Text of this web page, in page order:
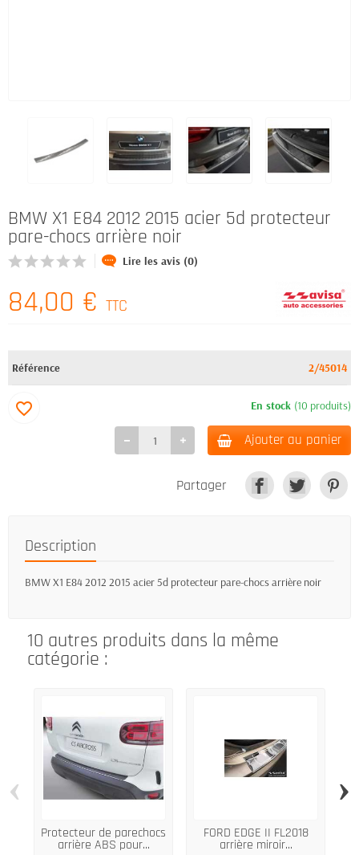
BMW X1 E84 2012 2015 acier 5d protecteur
pare-chocs arrière noir
Lire les avis (0)
84,00 € TTC
Référence 2/45014
En stock (10 produits)
Ajouter au panier
favorite_border
Partager
Description
BMW X1 E84 2012 2015 acier 5d protecteur pare-chocs arrière noir
10 autres produits dans la même
catégorie :
Protecteur de parechocs
arrière ABS pour...
FORD EDGE II FL2018
arrière miroir...
‹ ›